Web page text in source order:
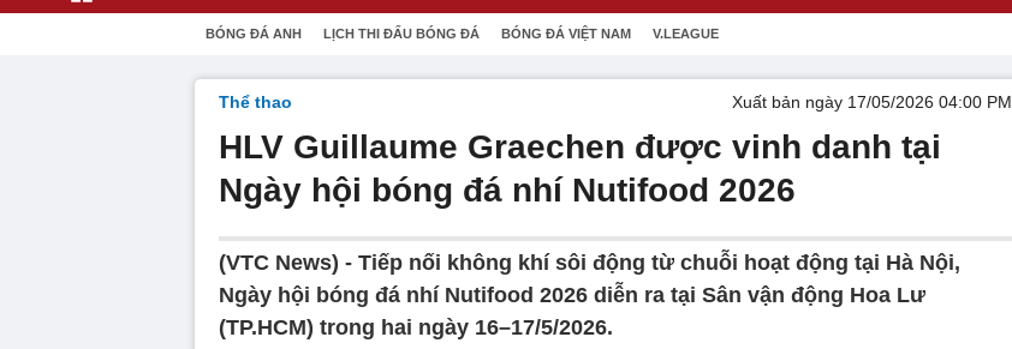
BÓNG ĐÁ ANH LỊCH THI ĐẤU BÓNG ĐÁ BÓNG ĐÁ VIỆT NAM V.LEAGUE
Thể thao Xuất bản ngày 17/05/2026 04:00 PM
HLV Guillaume Graechen được vinh danh tại
Ngày hội bóng đá nhí Nutifood 2026
(VTC News) - Tiếp nối không khí sôi động từ chuỗi hoạt động tại Hà Nội,
Ngày hội bóng đá nhí Nutifood 2026 diễn ra tại Sân vận động Hoa Lư
(TP.HCM) trong hai ngày 16–17/5/2026.